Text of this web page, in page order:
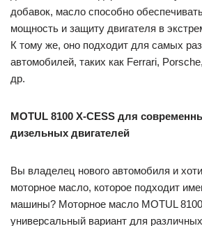
добавок, масло способно
мощность и защиту двигателя в
К тому же, оно подходит для самых
автомобилей, таких как Ferrari,
др.
MOTUL 8100 X-CESS для
дизельных двигателей
Вы владелец нового автомобиля и
моторное масло, которое подходит
машины? Моторное масло MOTUL
универсальный вариант для